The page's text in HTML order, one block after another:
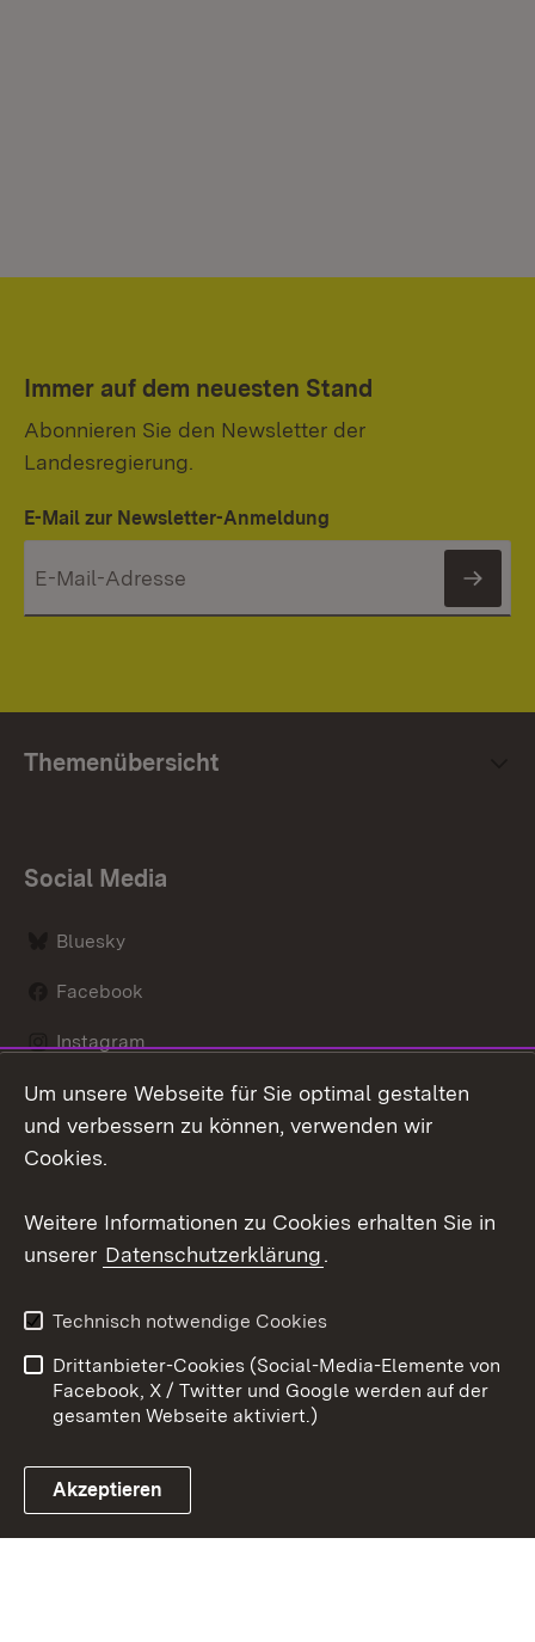
Immer auf dem neuesten Stand
Abonnieren Sie den Newsletter der
Landesregierung.
E-Mail zur Newsletter-Anmeldung
Themenübersicht
Social Media
Bluesky
Facebook
Instagram
LinkedIn
Link zum Landesportal
Datenschutz
Barrierefreiheit
Impressum
Cookies
Um unsere Webseite für Sie optimal gestalten
und verbessern zu können, verwenden wir
Cookies.
Weitere Informationen zu Cookies erhalten Sie in
unserer Datenschutzerklärung.
Technisch notwendige Cookies
Drittanbieter-Cookies (Social-Media-Elemente von
Facebook, X / Twitter und Google werden auf der
gesamten Webseite aktiviert.)
Akzeptieren